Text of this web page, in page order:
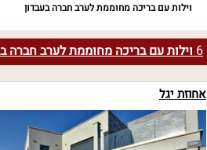
וילות עם בריכה מחוממת לערב חברה בעבדון
6וילות עם בריכה מחוממת לערב חברה
אחוזת יגל